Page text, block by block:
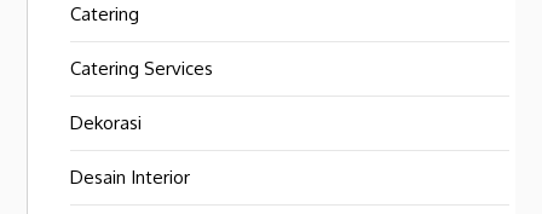
Catering
Catering Services
Dekorasi
Desain Interior